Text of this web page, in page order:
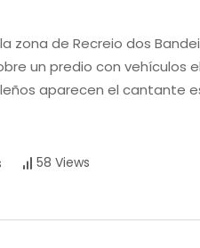
zona de Recreio dos
un predio con vehículos
aparecen el cantante
58 Views